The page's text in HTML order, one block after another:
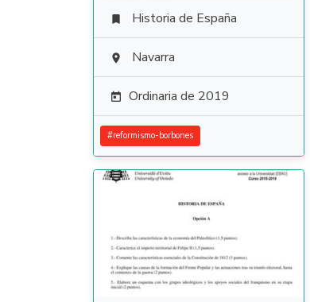
 Historia de España
 Navarra
 Ordinaria de 2019
#reformismo-borbones